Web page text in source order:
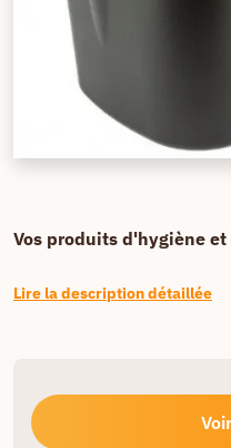
Vos produits d'hygiène
Lire la description détaillée